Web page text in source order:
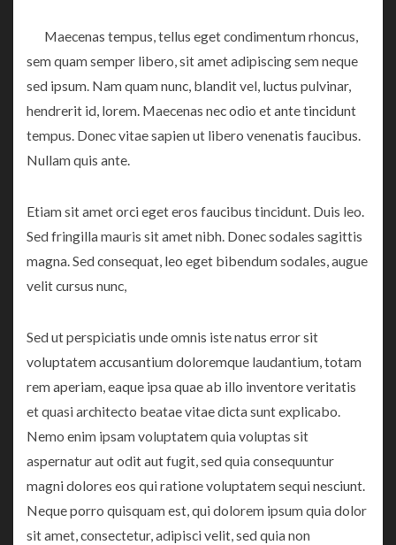
Maecenas tempus, tellus eget condimentum rhoncus,
sem quam semper libero, sit amet adipiscing sem neque
sed ipsum. Nam quam nunc, blandit vel, luctus pulvinar,
hendrerit id, lorem. Maecenas nec odio et ante tincidunt
tempus. Donec vitae sapien ut libero venenatis faucibus.
Nullam quis ante.
Etiam sit amet orci eget eros faucibus tincidunt. Duis leo.
Sed fringilla mauris sit amet nibh. Donec sodales sagittis
magna. Sed consequat, leo eget bibendum sodales, augue
velit cursus nunc,
Sed ut perspiciatis unde omnis iste natus error sit
voluptatem accusantium doloremque laudantium, totam
rem aperiam, eaque ipsa quae ab illo inventore veritatis
et quasi architecto beatae vitae dicta sunt explicabo.
Nemo enim ipsam voluptatem quia voluptas sit
aspernatur aut odit aut fugit, sed quia consequuntur
magni dolores eos qui ratione voluptatem sequi nesciunt.
Neque porro quisquam est, qui dolorem ipsum quia dolor
sit amet, consectetur, adipisci velit, sed quia non